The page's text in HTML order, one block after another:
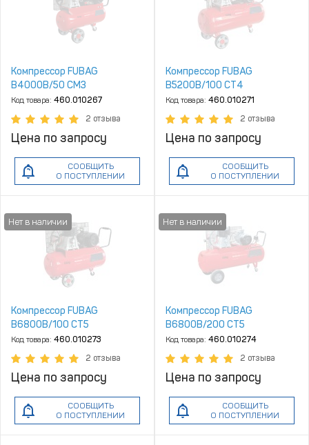
Компрессор FUBAG
B4000B/50 СМ3
Код товара: 460.010267
2 отзыва
Цена по запросу
СООБЩИТЬ
О ПОСТУПЛЕНИИ
Компрессор FUBAG
B5200B/100 СТ4
Код товара: 460.010271
2 отзыва
Цена по запросу
СООБЩИТЬ
О ПОСТУПЛЕНИИ
Компрессор FUBAG
B6800B/100 СТ5
Код товара: 460.010273
2 отзыва
Цена по запросу
СООБЩИТЬ
О ПОСТУПЛЕНИИ
Компрессор FUBAG
B6800B/200 СТ5
Код товара: 460.010274
2 отзыва
Цена по запросу
СООБЩИТЬ
О ПОСТУПЛЕНИИ